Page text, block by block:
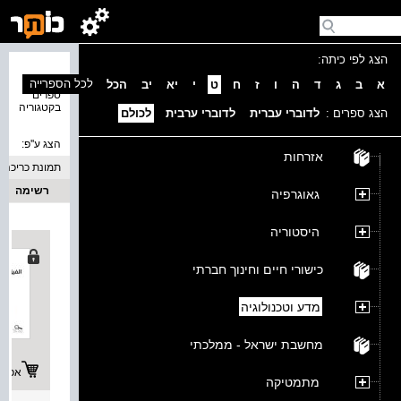
הצג לפי כיתה:
א
ב ג ד ה ו ז ח ט י יא יב הכל
הצג ספרים : לדוברי עברית לדוברי ערבית לכולם
אזרחות
גאוגרפיה
היסטוריה
כישורי חיים וחינוך חברתי
מדע וטכנולוגיה
מחשבת ישראל - ממלכתי
מתמטיקה
ספרים
בקטגוריה
לכל הספרייה
הצג ע''פ:
תמונת כריכה
רשימה